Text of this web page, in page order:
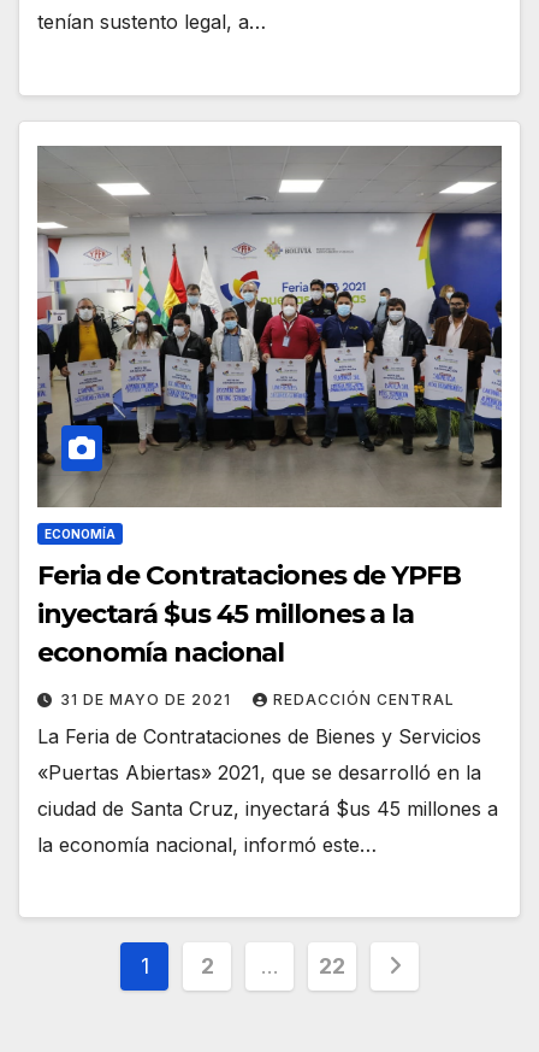
tenían sustento legal, a…
ECONOMÍA
Feria de Contrataciones de YPFB
inyectará $us 45 millones a la
economía nacional
31 DE MAYO DE 2021 REDACCIÓN CENTRAL
La Feria de Contrataciones de Bienes y Servicios
«Puertas Abiertas» 2021, que se desarrolló en la
ciudad de Santa Cruz, inyectará $us 45 millones a
la economía nacional, informó este…
Paginación
1 2 … 22